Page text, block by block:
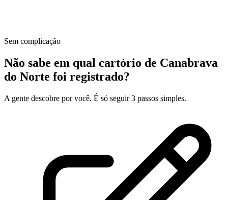
Sem complicação
Não sabe em qual cartório de Canabrava
do Norte foi registrado?
A gente descobre por você. É só seguir 3 passos simples.